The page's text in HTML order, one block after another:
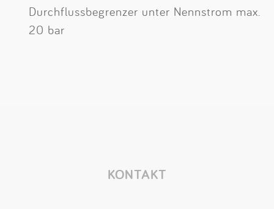
Durchflussbegrenzer unter Nennstrom max.
20 bar
KONTAKT